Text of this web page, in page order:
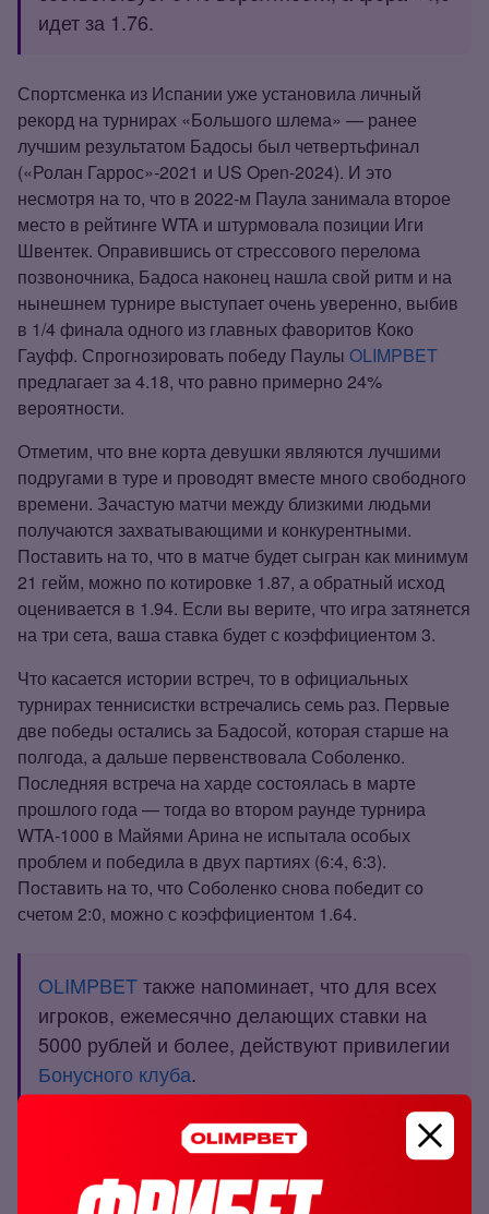
идет за 1.76.
Спортсменка из Испании уже установила личный
рекорд на турнирах «Большого шлема» — ранее
лучшим результатом Бадосы был четвертьфинал
(«Ролан Гаррос»‑2021 и US Open‑2024). И это
несмотря на то, что в 2022‑м Паула занимала второе
место в рейтинге WTA и штурмовала позиции Иги
Швентек. Оправившись от стрессового перелома
позвоночника, Бадоса наконец нашла свой ритм и на
нынешнем турнире выступает очень уверенно, выбив
в 1/4 финала одного из главных фаворитов Коко
Гауфф. Спрогнозировать победу Паулы OLIMPBET
предлагает за 4.18, что равно примерно 24%
вероятности.
Отметим, что вне корта девушки являются лучшими
подругами в туре и проводят вместе много свободного
времени. Зачастую матчи между близкими людьми
получаются захватывающими и конкурентными.
Поставить на то, что в матче будет сыгран как минимум
21 гейм, можно по котировке 1.87, а обратный исход
оценивается в 1.94. Если вы верите, что игра затянется
на три сета, ваша ставка будет с коэффициентом 3.
Что касается истории встреч, то в официальных
турнирах теннисистки встречались семь раз. Первые
две победы остались за Бадосой, которая старше на
полгода, а дальше первенствовала Соболенко.
Последняя встреча на харде состоялась в марте
прошлого года — тогда во втором раунде турнира
WTA‑1000 в Майями Арина не испытала особых
проблем и победила в двух партиях (6:4, 6:3).
Поставить на то, что Соболенко снова победит со
счетом 2:0, можно с коэффициентом 1.64.
OLIMPBETтакже напоминает, что для всех
игроков, ежемесячно делающих ставки на
5000 рублей и более, действуют привилегии
Бонусного клуба.